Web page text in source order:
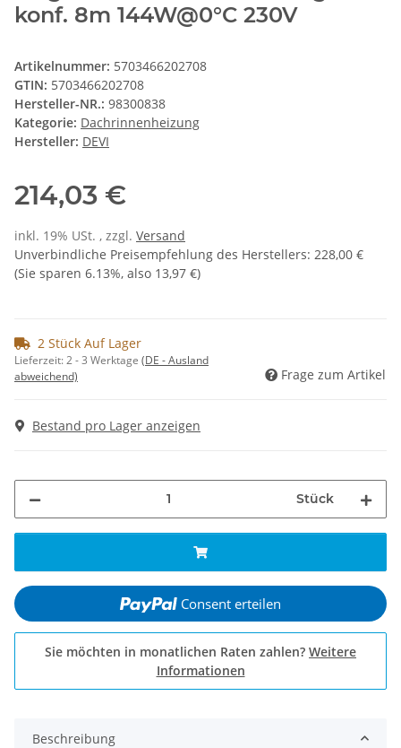
konf. 8m 144W@0°C 230V
Artikelnummer: 5703466202708
GTIN: 5703466202708
Hersteller-NR.: 98300838
Kategorie: Dachrinnenheizung
Hersteller: DEVI
214,03 €
inkl. 19% USt. , zzgl. Versand
Unverbindliche Preisempfehlung des Herstellers: 228,00 €
(Sie sparen 6.13%, also 13,97 €)
2 Stück Auf Lager
Lieferzeit:2 - 3 Werktage (DE - Ausland
abweichend)
Frage zum Artikel
Bestand pro Lager anzeigen
Stück
Consent erteilen
Sie möchten in monatlichen Raten zahlen? Weitere
Informationen
Beschreibung